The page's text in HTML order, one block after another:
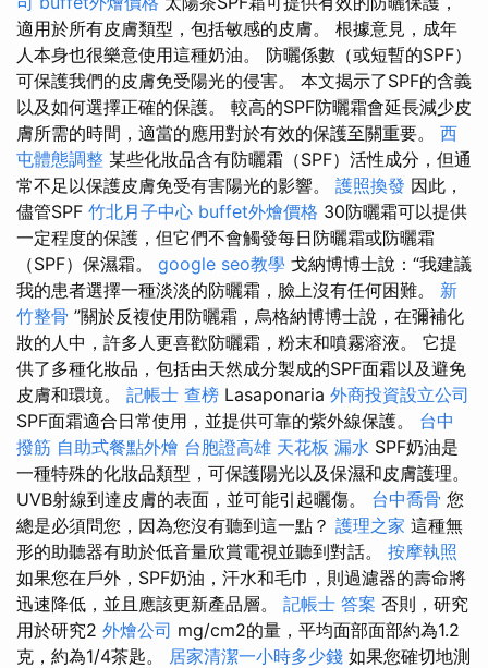
適用於所有皮膚類型，包括敏感的皮膚。 根據意見，成年
人本身也很樂意使用這種奶油。 防曬係數（或短暫的SPF）
可保護我們的皮膚免受陽光的侵害。 本文揭示了SPF的含義
以及如何選擇正確的保護。 較高的SPF防曬霜會延長減少皮
膚所需的時間，適當的應用對於有效的保護至關重要。 西
屯體態調整 某些化妝品含有防曬霜（SPF）活性成分，但通
常不足以保護皮膚免受有害陽光的影響。 護照換發 因此，
儘管SPF 竹北月子中心 buffet外燴價格 30防曬霜可以提供
一定程度的保護，但它們不會觸發每日防曬霜或防曬霜
（SPF）保濕霜。 google seo教學 戈納博博士說：“我建議
我的患者選擇一種淡淡的防曬霜，臉上沒有任何困難。 新
竹整骨 ”關於反複使用防曬霜，烏格納博博士說，在彌補化
妝的人中，許多人更喜歡防曬霜，粉末和噴霧溶液。 它提
供了多種化妝品，包括由天然成分製成的SPF面霜以及避免
皮膚和環境。 記帳士 查榜 Lasaponaria 外商投資設立公司
SPF面霜適合日常使用，並提供可靠的紫外線保護。 台中
撥筋 自助式餐點外燴 台胞證高雄 天花板 漏水 SPF奶油是
一種特殊的化妝品類型，可保護陽光以及保濕和皮膚護理。
UVB射線到達皮膚的表面，並可能引起曬傷。 台中喬骨 您
總是必須問您，因為您沒有聽到這一點？ 護理之家 這種無
形的助聽器有助於低音量欣賞電視並聽到對話。 按摩執照
如果您在戶外，SPF奶油，汗水和毛巾，則過濾器的壽命將
迅速降低，並且應該更新產品層。 記帳士 答案 否則，研究
用於研究2 外燴公司 mg/cm2的量，平均面部面部約為1.2
克，約為1/4茶匙。 居家清潔一小時多少錢 如果您確切地測